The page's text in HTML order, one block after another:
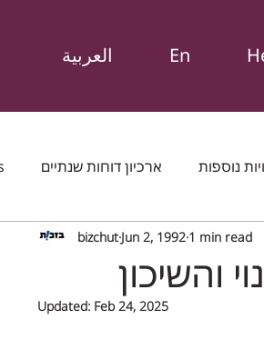
العربية En
ארכיון דוחות שנתיים נוספות
post Bizchut דוחות ופרסומים
זכותונים
bizchut Jun 2, 1992 1 min read
Updated: Feb 24, 2025